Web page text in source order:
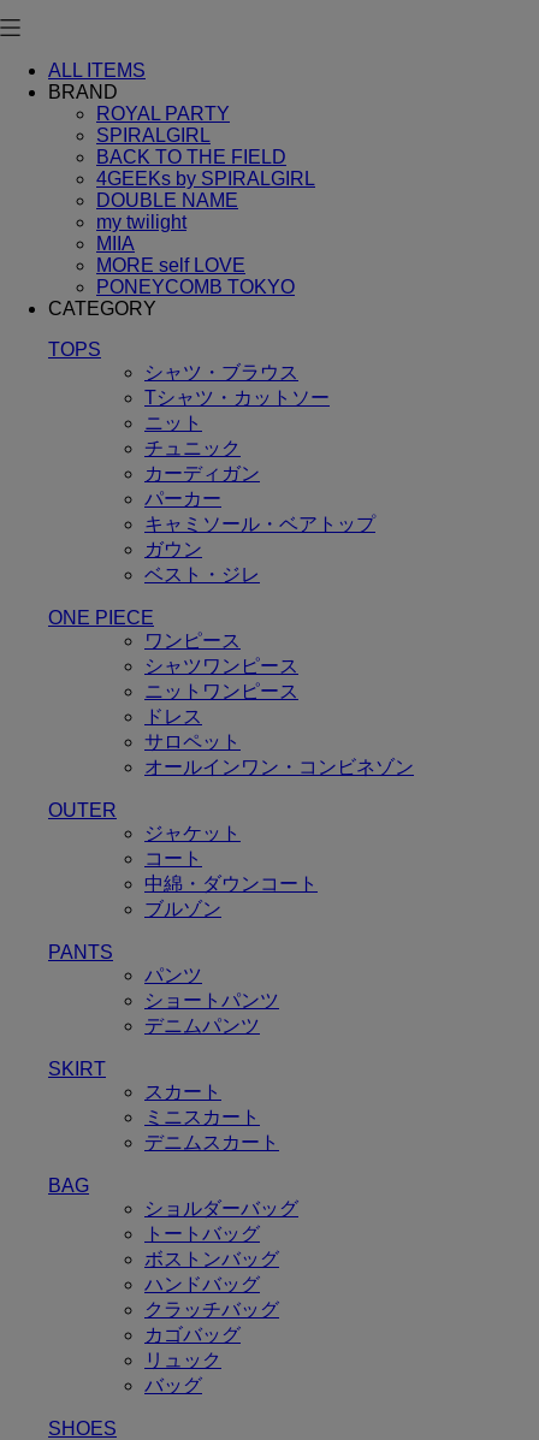
ALL ITEMS
BRAND
ROYAL PARTY
SPIRALGIRL
BACK TO THE FIELD
4GEEKs by SPIRALGIRL
DOUBLE NAME
my twilight
MIIA
MORE self LOVE
PONEYCOMB TOKYO
CATEGORY
TOPS
シャツ・ブラウス
Tシャツ・カットソー
ニット
チュニック
カーディガン
パーカー
キャミソール・ベアトップ
ガウン
ベスト・ジレ
ONE PIECE
ワンピース
シャツワンピース
ニットワンピース
ドレス
サロペット
オールインワン・コンビネゾン
OUTER
ジャケット
コート
中綿・ダウンコート
ブルゾン
PANTS
パンツ
ショートパンツ
デニムパンツ
SKIRT
スカート
ミニスカート
デニムスカート
BAG
ショルダーバッグ
トートバッグ
ボストンバッグ
ハンドバッグ
クラッチバッグ
カゴバッグ
リュック
バッグ
SHOES